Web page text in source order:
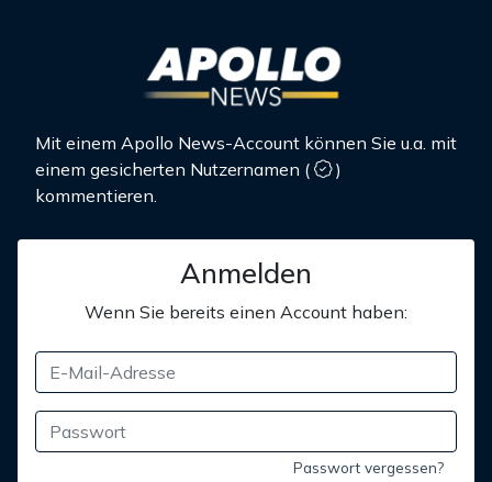
Mit einem Apollo News-Account können Sie u.a. mit
einem gesicherten Nutzernamen (
)
kommentieren.
Anmelden
Wenn Sie bereits einen Account haben:
Passwort vergessen?